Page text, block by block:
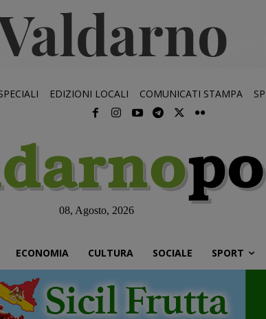
EDIZIONI LOCALI COMUNICATI STAMPA
08, Agosto, 2026
ECONOMIA CULTURA SOCIALE SPORT